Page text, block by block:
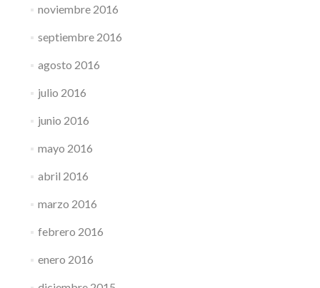
noviembre 2016
septiembre 2016
agosto 2016
julio 2016
junio 2016
mayo 2016
abril 2016
marzo 2016
febrero 2016
enero 2016